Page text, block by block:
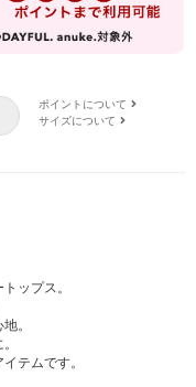
ポイントについて
サイズについて
ップス。
。
テムです。